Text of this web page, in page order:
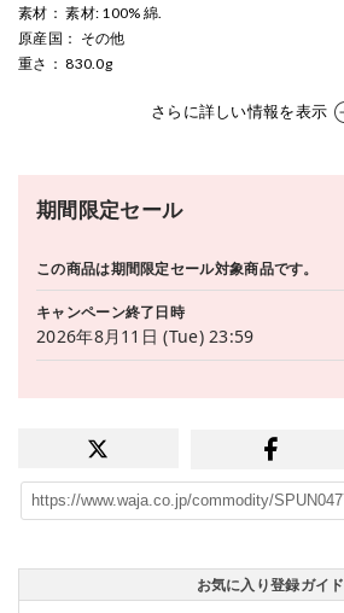
素材 ： 素材: 100% 綿.
原産国 ： その他
重さ ： 830.0g
さらに詳しい情報を表示
期間限定セール
この商品は期間限定セール対象商品です。
キャンペーン終了日時
2026年8月11日 (Tue) 23:59
お気に入り登録ガイド